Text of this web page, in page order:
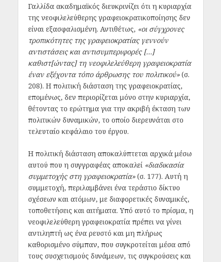
Γαλλίδα ακαδημαϊκός διευκρινίζει ότι η κυριαρχία
της νεοφιλελεύθερης γραφειοκρατικοποίησης δεν
είναι εξασφαλισμένη. Αντιθέτως, «οι σύγχρονες
τροπικότητες της γραφειοκρατίας γεννούν
αντιστάσεις και αντισυμπεριφορές […]
καθιστ[ώντας] τη νεοφιλελεύθερη γραφειοκρατία
έναν εξέχοντα τόπο άρθρωσης του πολιτικού»(σ.
208). Η πολιτική διάσταση της γραφειοκρατίας,
επομένως, δεν περιορίζεται μόνο στην κυριαρχία,
θέτοντας το ερώτημα για την ακριβή έκταση των
πολιτικών δυναμικών, το οποίο διερευνάται στο
τελευταίο κεφάλαιο του έργου.
Η πολιτική διάσταση αποκαλύπτεται αρχικά μέσω
αυτού που η συγγραφέας αποκαλεί «διαδικασία
συμμετοχής στη γραφειοκρατία»(σ. 177). Αυτή η
συμμετοχή, περιλαμβάνει ένα τεράστιο δίκτυο
σχέσεων και ατόμων, με διαφορετικές δυναμικές,
τοποθετήσεις και αιτήματα. Υπό αυτό το πρίσμα, η
νεοφιλελεύθερη γραφειοκρατία πρέπει να γίνει
αντιληπτή ως ένα ρευστό και μη πλήρως
καθορισμένο σύμπαν, που συγκροτείται μέσα από
τους συσχετισμούς δυνάμεων, τις συγκρούσεις και